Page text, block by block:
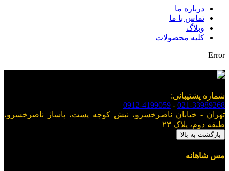
درباره ما
تماس با ما
وبلاگ
کلیه محصولات
Error
شماره پشتیبانی:
021-33989268
-
0912-4199059
تهران - خیابان ناصرخسرو، نبش کوچه پست، پاساژ ناصرخسرو،
طبقه دوم، پلاک ۲۳
بازگشت به بالا
مس شاهانه